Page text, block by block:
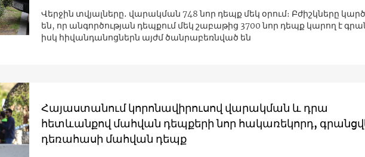
Վերջին տվյալները․ վարակման 748 նոր դեպք մեկ օրում։ Բժիշկները
են, որ անգործության դեպքում մեկ շաբաթից 3700 նոր դեպք կարող է
իսկ հիվանդանոցներն այժմ ծանրաբեռնված են
Հայաստանում կորոնավիրուսով վարակման և դրա
հետևանքով մահվան դեպքերի նոր հակառեկորդ,
դեռահասի մահվան դեպք